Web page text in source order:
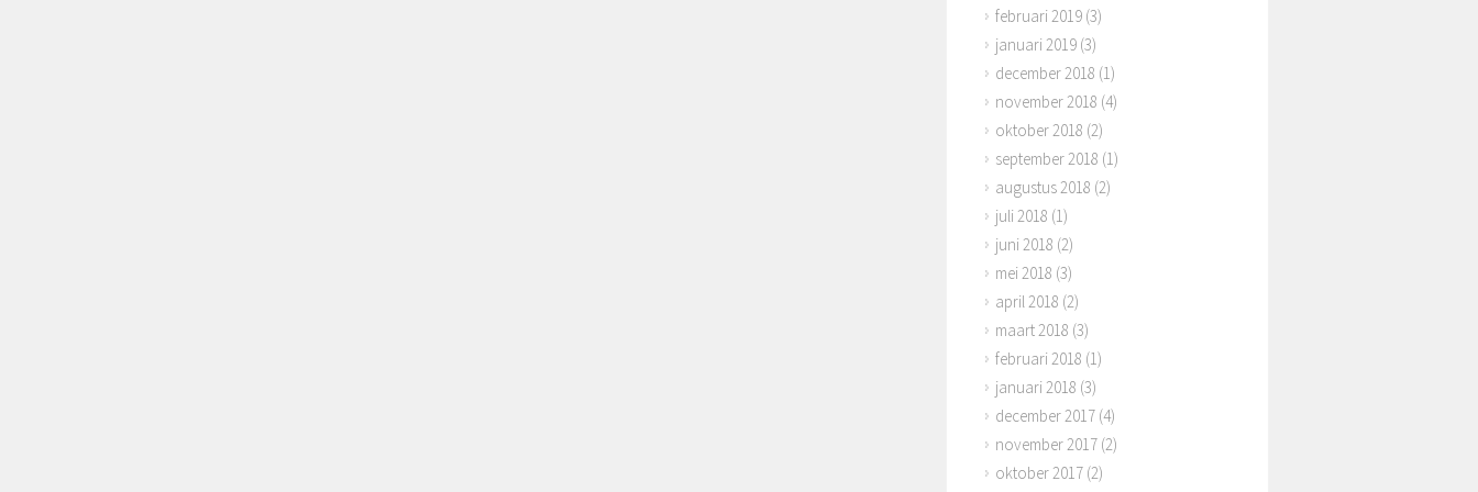
februari 2019(3)
januari 2019(3)
december 2018 (1)
november 2018 (4)
oktober 2018 (2)
september 2018 (1)
augustus 2018 (2)
juli 2018 (1)
juni 2018 (2)
mei 2018 (3)
april 2018 (2)
maart 2018 (3)
februari 2018 (1)
januari 2018 (3)
december 2017(4)
november 2017(2)
oktober 2017(2)